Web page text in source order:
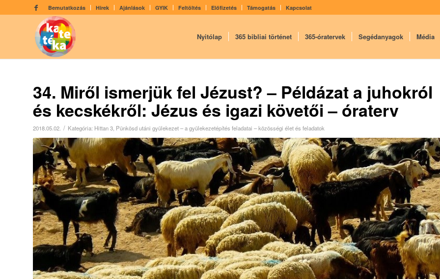
Bemutatkozás Hírek Ajánlások GYIK Feltöltés Előfizetés Támogatás Kapcsolat
Nyitólap 365 bibliai történet 365-óratervek Segédanyagok Média
34. Miről ismerjük fel Jézust? – Példázat a juhokról
és kecskékről: Jézus és igazi követői – óraterv
2018.05.02. / Kategória: Hittan 3 Pünkösd utáni gyülekezet – a gyülekezetépítés feladatai – közösségi élet és feladatok